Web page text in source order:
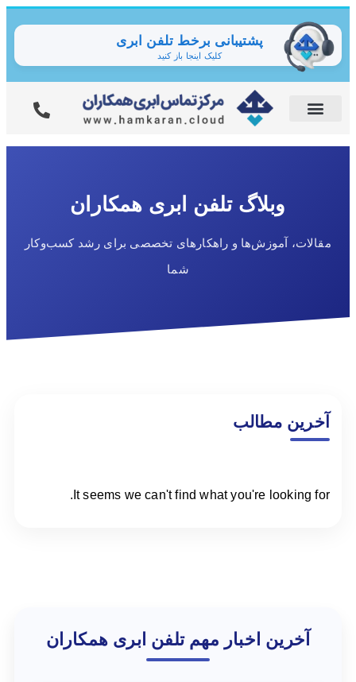
پشتیبانی برخط تلفن ابری
کلیک اینجا باز کنید
وبلاگ تلفن ابری همکاران
مقالات، آموزش‌ها و راهکارهای تخصصی برای رشد کسب‌وکار
شما
آخرین مطالب
It seems we can't find what you're looking for.
آخرین اخبار مهم تلفن ابری همکاران